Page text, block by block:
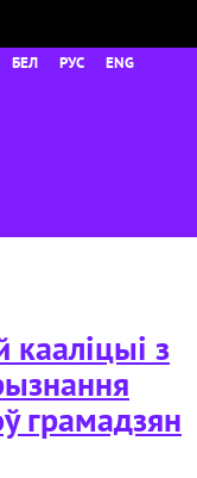
БЕЛ РУС ENG
з
грамадзян